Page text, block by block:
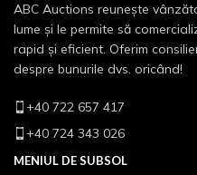
ABC Auctions reunește
lume și le permite să
rapid și eficient. Oferim
despre bunurile dvs. oricând!
+40 722 657 417
+40 724 343 026
MENIUL DE SUBSOL